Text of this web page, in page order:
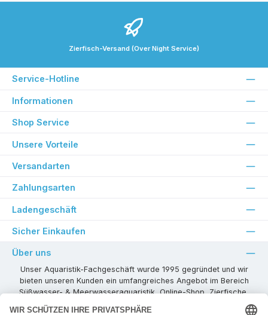
Zierfisch-Versand (Over Night Service)
Service-Hotline
Informationen
Shop Service
Unsere Vorteile
Versandarten
Zahlungsarten
Ladengeschäft
Sicher Einkaufen
Über uns
Unser Aquaristik-Fachgeschäft wurde 1995 gegründet und wir
bieten unseren Kunden ein umfangreiches Angebot im Bereich
Süßwasser- & Meerwasseraquaristik, Online-Shop, Zierfische,
Pflanzen, Aquarienkombinationen, Technikzubehör usw. ! Als